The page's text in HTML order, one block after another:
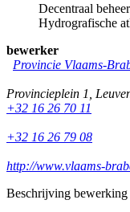
Decentraal
Hydrografische
bewerker
Provincie Vlaams-
Provincieplein 1
+32 16 26 70 11
+32 16 26 79 08
http://www.vlaams-
Beschrijving bewerking